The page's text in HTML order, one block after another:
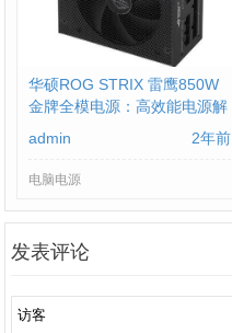
华硕ROG STRIX 雷鹰850W
金牌全模电源：高效能电源解
admin 2年前
电脑电源
发表评论